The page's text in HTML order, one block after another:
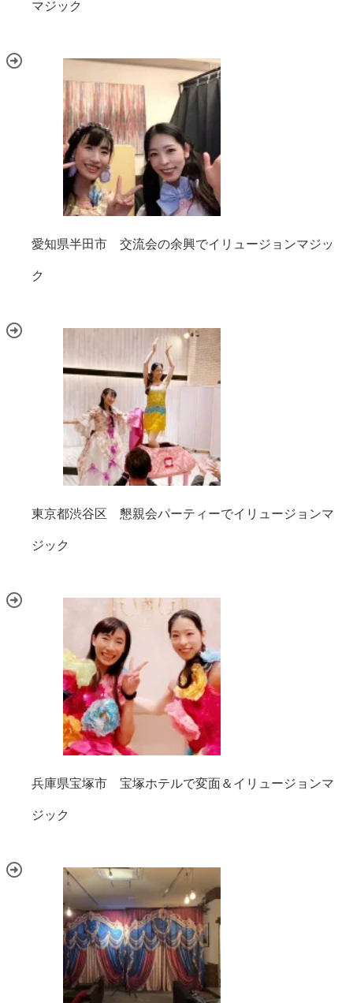
マジック
愛知県半田市 交流会の余興でイリュージョンマジッ
ク
東京都渋谷区 懇親会パーティーでイリュージョンマ
ジック
兵庫県宝塚市 宝塚ホテルで変面＆イリュージョンマ
ジック